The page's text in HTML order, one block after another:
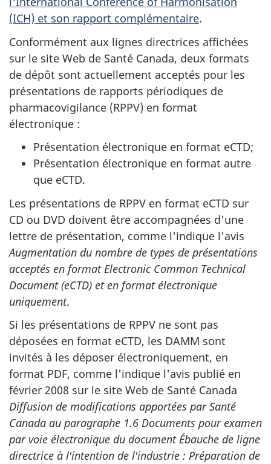
(ICH) et son rapport complémentaire.
Conformément aux lignes directrices affichées
sur le site Web de Santé Canada, deux formats
de dépôt sont actuellement acceptés pour les
présentations de rapports périodiques de
pharmacovigilance (RPPV) en format
électronique :
Présentation électronique en format eCTD;
Présentation électronique en format autre
que eCTD.
Les présentations de RPPV en format eCTD sur
CD ou DVD doivent être accompagnées d'une
lettre de présentation, comme l'indique l'avis
Augmentation du nombre de types de présentations
acceptés en format Electronic Common Technical
Document (eCTD) et en format électronique
uniquement.
Si les présentations de RPPV ne sont pas
déposées en format eCTD, les DAMM sont
invités à les déposer électroniquement, en
format PDF, comme l'indique l'avis publié en
février 2008 sur le site Web de Santé Canada
Diffusion de modifications apportées par Santé
Canada au paragraphe 1.6 Documents pour examen
par voie électronique du document Ébauche de ligne
directrice à l'intention de l'industrie : Préparation de